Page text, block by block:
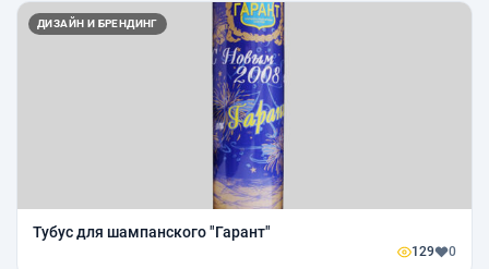
ДИЗАЙН И БРЕНДИНГ
Тубус для шампанского "Гарант"
129 0